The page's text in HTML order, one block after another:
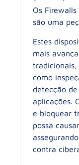
Os
são uma
Estes
mais
como
detecção
aplicações.
e bloquear
possa
contra